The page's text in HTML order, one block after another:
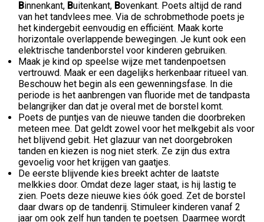
Binnenkant, Buitenkant, Bovenkant. Poets altijd de rand
van het tandvlees mee. Via de schrobmethode poets je
het kindergebit eenvoudig en efficiënt. Maak korte
horizontale overlappende bewegingen. Je kunt ook een
elektrische tandenborstel voor kinderen gebruiken.
Maak je kind op speelse wijze met tandenpoetsen
vertrouwd. Maak er een dagelijks herkenbaar ritueel van.
Beschouw het begin als een gewenningsfase. In die
periode is het aanbrengen van fluoride met de tandpasta
belangrijker dan dat je overal met de borstel komt.
Poets de puntjes van de nieuwe tanden die doorbreken
meteen mee. Dat geldt zowel voor het melkgebit als voor
het blijvend gebit. Het glazuur van net doorgebroken
tanden en kiezen is nog niet sterk. Ze zijn dus extra
gevoelig voor het krijgen van gaatjes.
De eerste blijvende kies breekt achter de laatste
melkkies door. Omdat deze lager staat, is hij lastig te
zien. Poets deze nieuwe kies óók goed. Zet de borstel
daar dwars op de tandenrij. Stimuleer kinderen vanaf 2
jaar om ook zelf hun tanden te poetsen. Daarmee wordt